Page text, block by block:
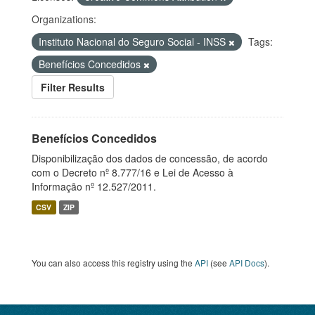
Organizations:
Instituto Nacional do Seguro Social - INSS
Tags:
Benefícios Concedidos
Filter Results
Benefícios Concedidos
Disponibilização dos dados de concessão, de acordo
com o Decreto nº 8.777/16 e Lei de Acesso à
Informação nº 12.527/2011.
CSV ZIP
You can also access this registry using the API (see API Docs).